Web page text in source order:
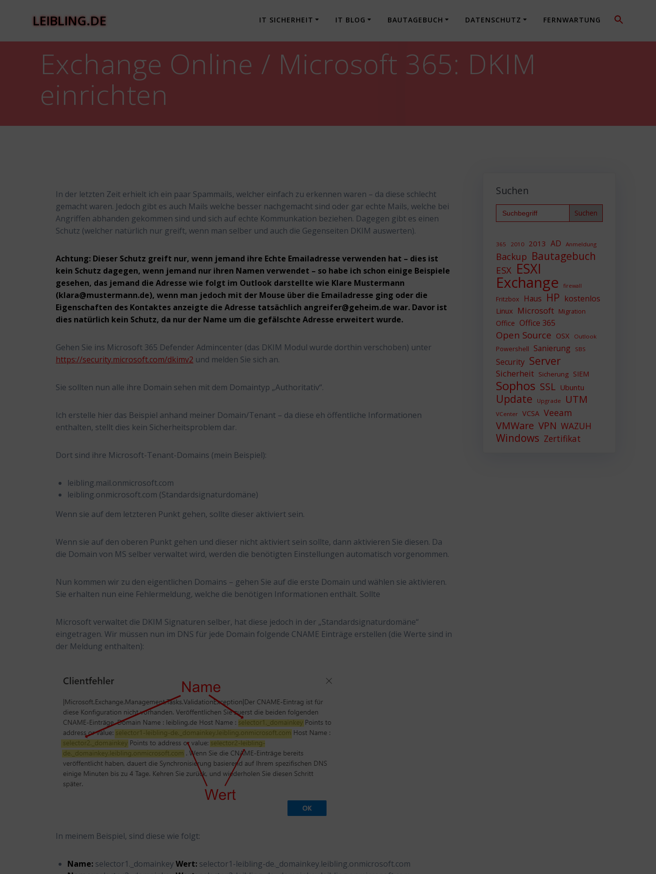
LEIBLING.DE IT SICHERHEIT IT BLOG BAUTAGEBUCH DATENSCHUTZ FERNWARTUNG
Exchange Online / Microsoft 365: DKIM
einrichten
In der letzten Zeit erhielt ich ein paar Spammails, welcher einfach zu erkennen waren – da diese schlecht
gemacht waren. Jedoch gibt es auch Mails welche besser nachgemacht sind oder gar echte Mails, welche bei
Angriffen abhanden gekommen sind und sich auf echte Kommunkation beziehen. Dagegen gibt es einen
Schutz (welcher natürlich nur greift, wenn man selber und auch die Gegenseiten DKIM auswerten).
Achtung: Dieser Schutz greift nur, wenn jemand ihre Echte Emailadresse verwenden hat – dies ist
kein Schutz dagegen, wenn jemand nur ihren Namen verwendet – so habe ich schon einige Beispiele
gesehen, das jemand die Adresse wie folgt im Outlook darstellte wie Klare Mustermann
(klara@mustermann.de), wenn man jedoch mit der Mouse über die Emailadresse ging oder die
Eigenschaften des Kontaktes anzeigte die Adresse tatsächlich angreifer@geheim.de war. Davor ist
dies natürlich kein Schutz, da nur der Name um die gefälschte Adresse erweitert wurde.
Gehen Sie ins Microsoft 365 Defender Admincenter (das DKIM Modul wurde dorthin verschoben) unter
https://security.microsoft.com/dkimv2 und melden Sie sich an.
Sie sollten nun alle ihre Domain sehen mit dem Domaintyp „Authoritativ“.
Ich erstelle hier das Beispiel anhand meiner Domain/Tenant – da diese eh öffentliche Informationen
enthalten, stellt dies kein Sicherheitsproblem dar.
Dort sind ihre Microsoft-Tenant-Domains (mein Beispiel):
leibling.mail.onmicrosoft.com
leibling.onmicrosoft.com (Standardsignaturdomäne)
Wenn sie auf dem letzteren Punkt gehen, sollte dieser aktiviert sein.
Wenn sie auf den oberen Punkt gehen und dieser nicht aktiviert sein sollte, dann aktivieren Sie diesen. Da
die Domain von MS selber verwaltet wird, werden die benötigten Einstellungen automatisch vorgenommen.
Nun kommen wir zu den eigentlichen Domains – gehen Sie auf die erste Domain und wählen sie aktivieren.
Sie erhalten nun eine Fehlermeldung, welche die benötigen Informationen enthält. Sollte
Microsoft verwaltet die DKIM Signaturen selber, hat diese jedoch in der „Standardsignaturdomäne“
eingetragen. Wir müssen nun im DNS für jede Domain folgende CNAME Einträge erstellen (die Werte sind in
der Meldung enthalten):
In meinem Beispiel, sind diese wie folgt:
Name: selector1._domainkeyWert: selector1-leibling-de._domainkey.leibling.onmicrosoft.com
Suchen
Search
for:
365 2010 2013 AD Anmeldung
Backup Bautagebuch
ESX ESXI
Exchange firewall
Fritzbox Haus HP kostenlos
Linux Microsoft Migration
Office Office 365
Open Source OSX Outlook
Powershell Sanierung SBS
Security Server
Sicherheit Sicherung SIEM
Sophos SSL Ubuntu
Update Upgrade UTM
VCenter VCSA Veeam
VMWare VPN WAZUH
Windows Zertifikat